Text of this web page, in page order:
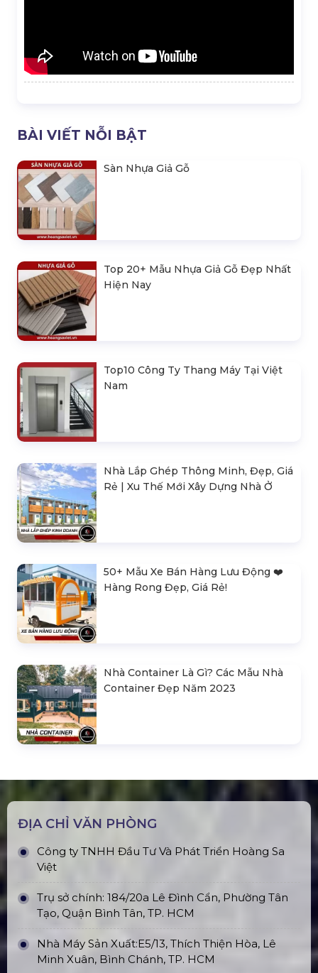
BÀI VIẾT NỖI BẬT
Sàn Nhựa Giả Gỗ
Top 20+ Mẫu Nhựa Giả Gỗ Đẹp Nhất
Hiện Nay
Top10 Công Ty Thang Máy Tại Việt
Nam
Nhà Lắp Ghép Thông Minh, Đẹp, Giá
Rẻ | Xu Thế Mới Xây Dựng Nhà Ở
50+ Mẫu Xe Bán Hàng Lưu Động ❤️️
Hàng Rong Đẹp, Giá Rẻ!
Nhà Container Là Gì? Các Mẫu Nhà
Container Đẹp Năm 2023
ĐỊA CHỈ VĂN PHÒNG
Công ty TNHH Đầu Tư Và Phát Triển Hoàng Sa
Việt
Trụ sở chính: 184/20a Lê Đình Cẩn, Phường Tân
Tạo, Quận Bình Tân, TP. HCM
Nhà Máy Sản Xuất:E5/13, Thích Thiện Hòa, Lê
Minh Xuân, Bình Chánh, TP. HCM